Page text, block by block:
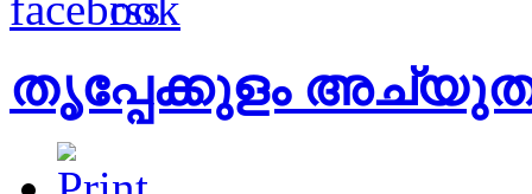
തൃപ്പേക്കുളം അച്യുത